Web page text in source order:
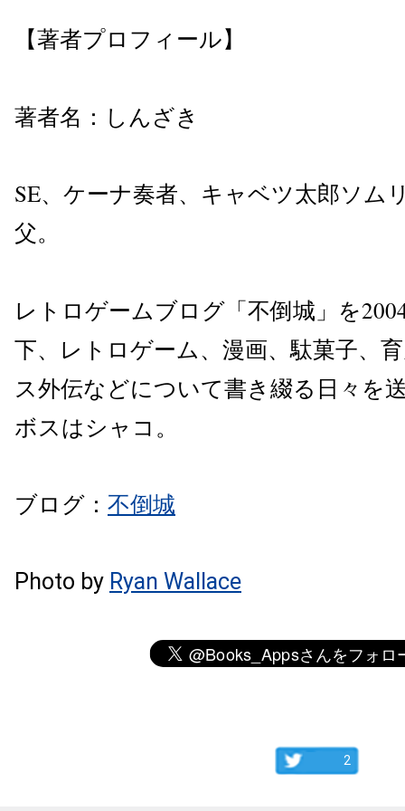
【著者プロフィール】
著者名：しんざき
SE、ケーナ奏者、キャベツ太郎ソム
父。
レトロゲームブログ「不倒城」を
下、レトロゲーム、漫画、駄菓子、
ス外伝などについて書き綴る日々を
ボスはシャコ。
ブログ： 不倒城
Photo by Ryan Wallace
2